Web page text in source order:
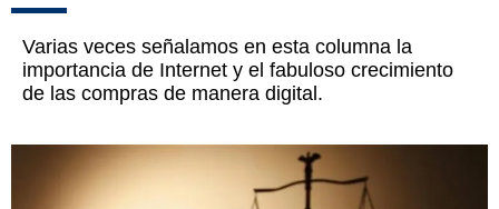
Varias veces señalamos en esta columna la
importancia de Internet y el fabuloso crecimiento
de las compras de manera digital.